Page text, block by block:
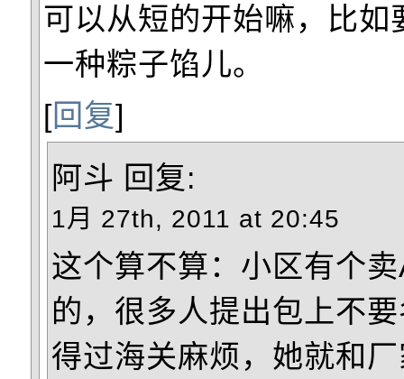
可以从短的开始嘛，比如
一种粽子馅儿。
[回复]
阿斗 回复:
1月 27th, 2011 at 20:45
这个算不算：小区有个
的，很多人提出包上不
得过海关麻烦，她就和